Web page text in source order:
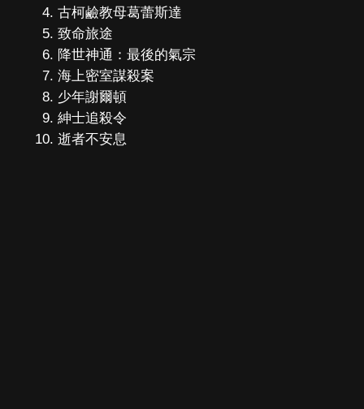
古柯鹼教母葛蕾斯達
致命旅途
降世神通：最後的氣宗
海上密室謀殺案
少年謝爾頓
紳士追殺令
逝者不安息